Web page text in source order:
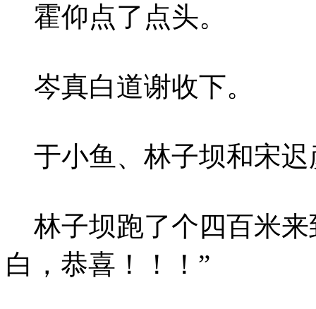
霍仰点了点头。
岑真白道谢收下。
于小鱼、林子坝和宋迟
林子坝跑了个四百米来
白，恭喜！！！”